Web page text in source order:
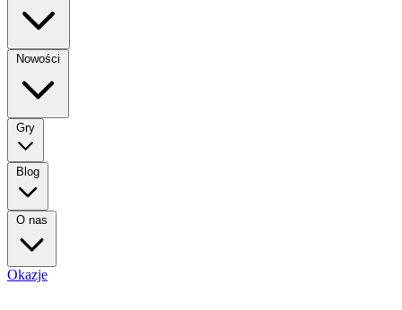
Nowości
Gry
Blog
O nas
Okazje